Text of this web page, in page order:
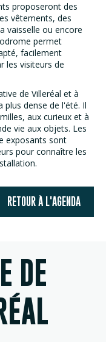
proposeront des
vêtements, des
vaisselle ou encore
permet
facilement
les visiteurs de
de Villeréal et à
plus dense de l'été. Il
aux curieux et à
vie aux objets. Les
exposants sont
pour connaître les
RETOUR À L'AGENDA
DE